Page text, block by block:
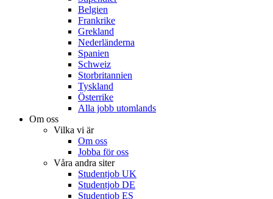
Belgien
Frankrike
Grekland
Nederländerna
Spanien
Schweiz
Storbritannien
Tyskland
Österrike
Alla jobb utomlands
Om oss
Vilka vi är
Om oss
Jobba för oss
Våra andra siter
Studentjob UK
Studentjob DE
Studentjob ES